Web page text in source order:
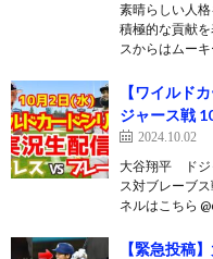
素晴らしい人
積極的な貢献
スからはムー
【ワイルド
ジャース戦
2024.10.02
大谷翔平 ド
ス対ブレーブ
ネルはこちら
【緊急投稿